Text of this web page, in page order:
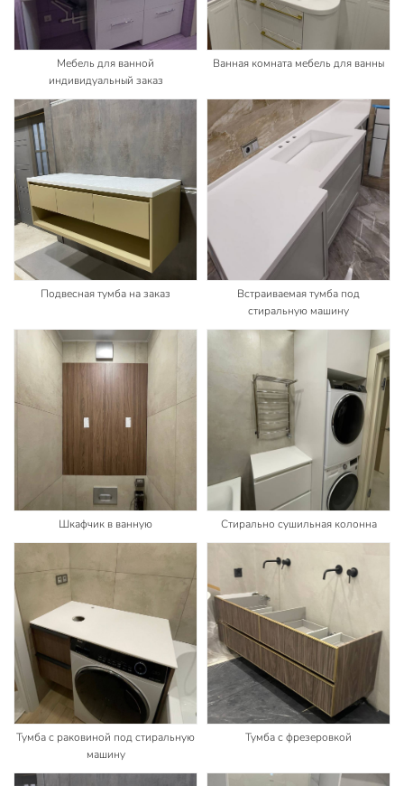
Мебель для ванной
индивидуальный заказ
Ванная комната мебель для ванны
Подвесная тумба на заказ
Встраиваемая тумба под
стиральную машину
Шкафчик в ванную Стирально сушильная колонна
Тумба с раковиной под стиральную
машину
Тумба с фрезеровкой